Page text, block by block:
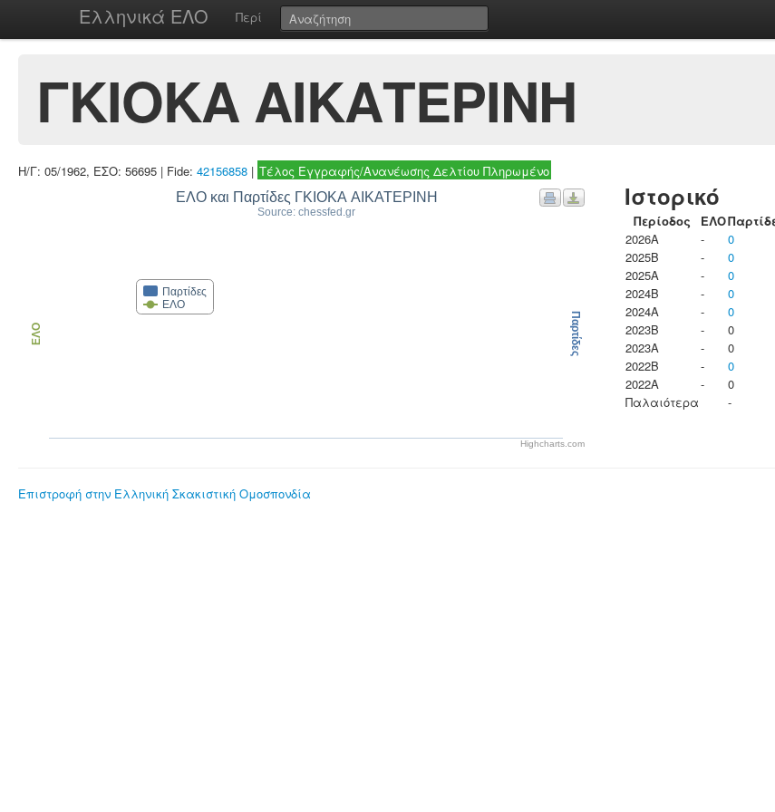
Ελληνικά ΕΛΟ Περί
ΓΚΙΟΚΑ ΑΙΚΑΤΕΡΙΝΗ
Η/Γ: 05/1962, ΕΣΟ: 56695 | Fide: 42156858 | Τέλος Εγγραφής/Ανανέωσης Δελτίου Πληρωμένο
ΕΛΟ και Παρτίδες ΓΚΙΟΚΑ ΑΙΚΑΤΕΡΙΝΗ
Source: chessfed.gr
Παρτίδες
ΕΛΟ
ΕΛΟ Παρτίδες
Highcharts.com
Ιστορικό
Περίοδος ΕΛΟ
2026A
-
0
2025B
-
0
2025A
-
0
2024B
-
0
2024A
-
0
2023B
-
0
2023Α
-
0
2022B
-
0
2022A
-
0
Παλαιότερα
-
Επιστροφή στην Ελληνική Σκακιστική Ομοσπονδία